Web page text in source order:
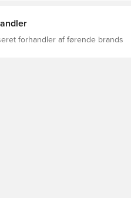
forhandler af førende brands